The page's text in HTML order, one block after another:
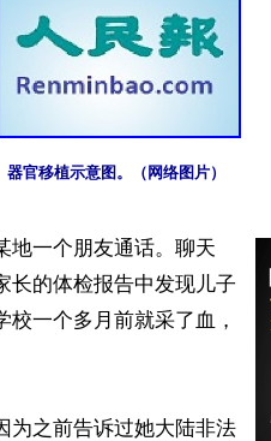
器官移植示意图。（网络图片）
地一个朋友通话。聊天
长的体检报告中发现儿子
一个多月前就采了血，
为之前告诉过她大陆非法